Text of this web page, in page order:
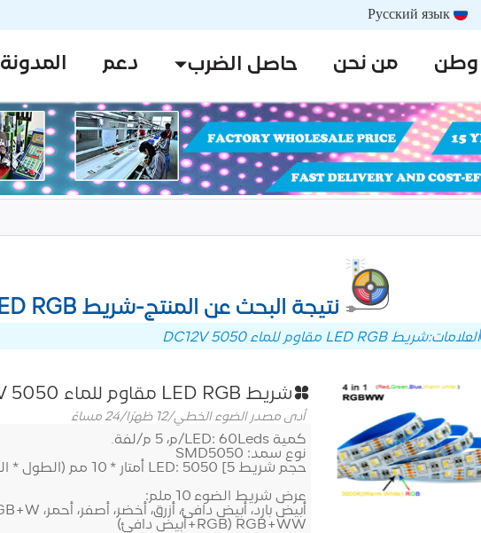
Русский язык
وطن من نحن حاصل الضرب دعم المدونة
نتيجة البحث عن المنتج-شريط LED RGB مقاوم للماء 5050 DC12V
العلامات:شريط LED RGB مقاوم للماء 5050 DC12V
شريط LED RGB مقاوم للماء 5050 DC12V
أدى مصدر الضوء الخطي/12 ظهرًا/24 مساءً
كمية LED: 60Leds/م، 5 م/لفة.
نوع سمد: SMD5050
حجم شريط LED: 5050 [5 أمتار * 10 مم (الطول * العرض)).
عرض شريط الضوء 10 ملم:
أبيض بارد، أبيض دافئ، أزرق، أخضر، أصفر، أحمر، RGB، RGB+W (RGB+أبيض)،
RGB+WW (RGB+أبيض دافئ)